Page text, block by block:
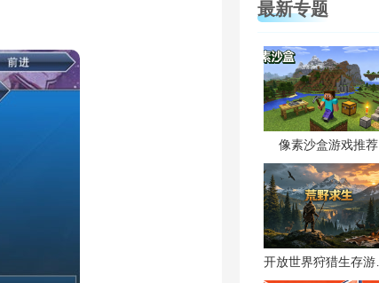
最新专题
像素沙盒游戏推荐